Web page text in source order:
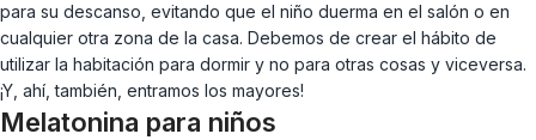
para su descanso, evitando que el niño duerma en el salón o en
cualquier otra zona de la casa. Debemos de crear el hábito de
utilizar la habitación para dormir y no para otras cosas y viceversa.
¡Y, ahí, también, entramos los mayores!
Melatonina para niños